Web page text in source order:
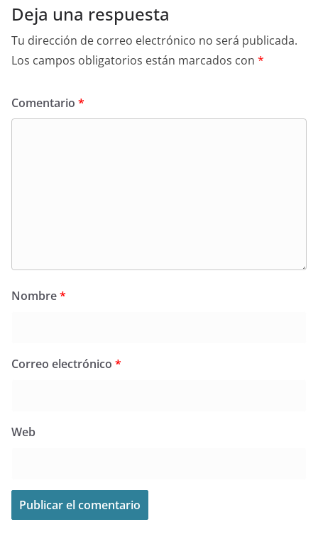
Deja una respuesta
Tu dirección de correo electrónico no será publicada.
Los campos obligatorios están marcados con *
Comentario *
Nombre*
Correo electrónico *
Web